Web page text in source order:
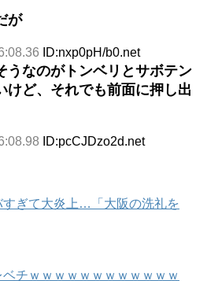
が
ID:nxp0pH/b0.net
うなのがトンベリとサボテン
けど、それでも前面に押し出
ID:pcCJDzo2d.net
すぎて大炎上…「大阪の洗礼を
ベチｗｗｗｗｗｗｗｗｗｗｗｗ